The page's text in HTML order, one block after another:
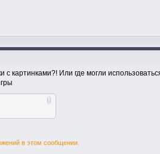
с картинками?! Или где могли
в этом сообщении.